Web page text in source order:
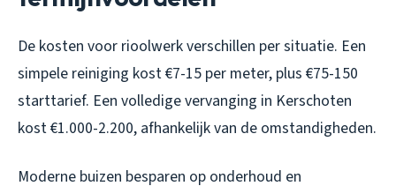
De kosten voor rioolwerk verschillen per situatie. Een
simpele reiniging kost €7-15 per meter, plus €75-150
starttarief. Een volledige vervanging in Kerschoten
kost €1.000-2.200, afhankelijk van de omstandigheden.
Moderne buizen besparen op onderhoud en